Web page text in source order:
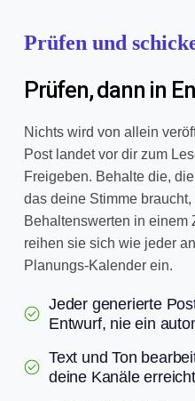
Prüfen und
Prüfen, dann in
Nichts wird von allein
Post landet vor dir zum
Freigeben. Behalte die,
das deine Stimme
Behaltenswerten in einem
reihen sie sich wie jeder
Planungs-Kalender ein.
Jeder generierte
Entwurf, nie ein
Text und Ton
deine Kanäle erreicht